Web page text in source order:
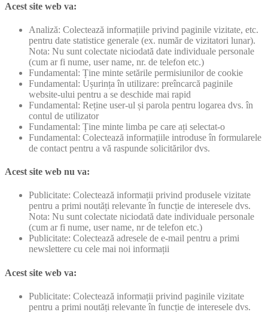
Acest site web va:
Analiză: Colectează informațiile privind paginile vizitate, etc.
pentru date statistice generale (ex. număr de vizitatori lunar).
Nota: Nu sunt colectate niciodată date individuale personale
(cum ar fi nume, user name, nr. de telefon etc.)
Fundamental: Ține minte setările permisiunilor de cookie
Fundamental: Ușurința în utilizare: preîncarcă paginile
website-ului pentru a se deschide mai rapid
Fundamental: Reține user-ul și parola pentru logarea dvs. în
contul de utilizator
Fundamental: Ține minte limba pe care ați selectat-o
Fundamental: Colectează informațiile introduse în formularele
de contact pentru a vă raspunde solicitărilor dvs.
Acest site web nu va:
Publicitate: Colectează informații privind produsele vizitate
pentru a primi noutăți relevante în funcție de interesele dvs.
Nota: Nu sunt colectate niciodată date individuale personale
(cum ar fi nume, user name, nr de telefon etc.)
Publicitate: Colectează adresele de e-mail pentru a primi
newslettere cu cele mai noi informații
Acest site web va:
Publicitate: Colectează informații privind paginile vizitate
pentru a primi noutăți relevante în funcție de interesele dvs.